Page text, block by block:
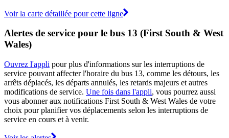
Voir la carte détaillée pour cette ligne
Alertes de service pour le bus 13 (First South & West
Wales)
Ouvrez l'appli pour plus d'informations sur les interruptions de
service pouvant affecter l'horaire du bus 13, comme les détours, les
arrêts déplacés, les départs annulés, les retards majeurs et autres
modifications de service. Une fois dans l'appli, vous pourrez aussi
vous abonner aux notifications First South & West Wales de votre
choix pour planifier vos déplacements selon les interruptions de
service en cours et à venir.